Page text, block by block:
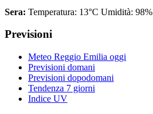
Sera: Temperatura: 13°C Umidità: 98%
Previsioni
Meteo Reggio Emilia oggi
Previsioni domani
Previsioni dopodomani
Tendenza 7 giorni
Indice UV